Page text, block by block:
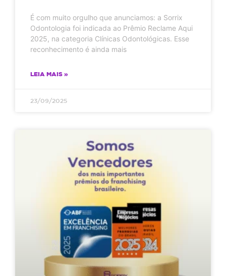
É com muito orgulho que anunciamos: a Sorrix
Odontologia foi indicada ao Prêmio Reclame Aqui
2025, na categoria Clínicas Odontológicas. Esse
reconhecimento é ainda mais
LEIA MAIS »
23/09/2025